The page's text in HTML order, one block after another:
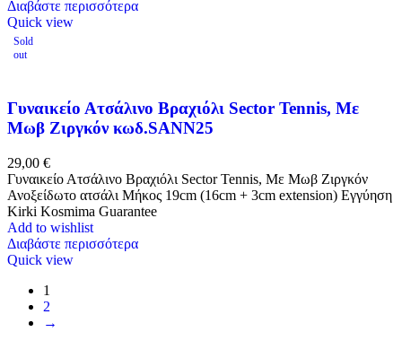
Διαβάστε περισσότερα
Quick view
Sold
out
Γυναικείο Ατσάλινο Βραχιόλι Sector Tennis, Με
Μωβ Ζιργκόν κωδ.SANN25
29,00 €
Γυναικείο Ατσάλινο Βραχιόλι Sector Tennis, Με Μωβ Ζιργκόν
Ανοξείδωτο ατσάλι Μήκος 19cm (16cm + 3cm extension) Εγγύηση
Kirki Kosmima Guarantee
Add to wishlist
Διαβάστε περισσότερα
Quick view
1
2
→